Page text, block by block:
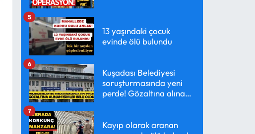
13 yaşındaki çocuk
evinde ölü bulundu
5
Kuşadası Belediyesi
soruşturmasında yeni
perde! Gözaltına alınan
6
Kayıp olarak aranan
7